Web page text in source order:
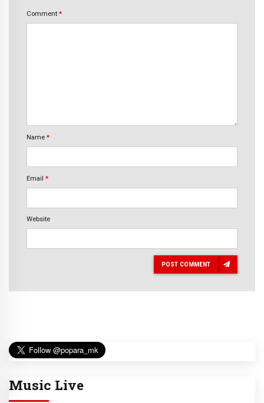
Comment *
Name *
Email *
Website
POST COMMENT
Music Live